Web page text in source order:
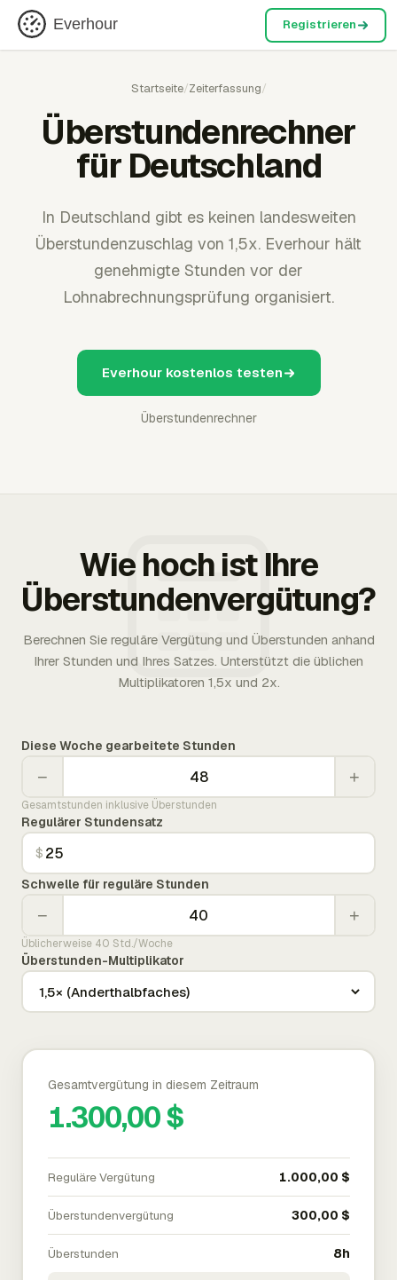
Everhour Registrieren
Startseite/Zeiterfassung/
Überstundenrechner
für Deutschland
In Deutschland gibt es keinen landesweiten
Überstundenzuschlag von 1,5x. Everhour hält
genehmigte Stunden vor der
Lohnabrechnungsprüfung organisiert.
Everhour kostenlos testen
Überstundenrechner
Wie hoch ist Ihre
Überstundenvergütung?
Berechnen Sie reguläre Vergütung und Überstunden anhand
Ihrer Stunden und Ihres Satzes. Unterstützt die üblichen
Multiplikatoren 1,5x und 2x.
Diese Woche gearbeitete Stunden
− +
Gesamtstunden inklusive Überstunden
Regulärer Stundensatz
$
Schwelle für reguläre Stunden
− +
Üblicherweise 40 Std./Woche
Überstunden-Multiplikator
Gesamtvergütung in diesem Zeitraum
1.300,00 $
Reguläre Vergütung 1.000,00 $
Überstundenvergütung 300,00 $
Überstunden 8h